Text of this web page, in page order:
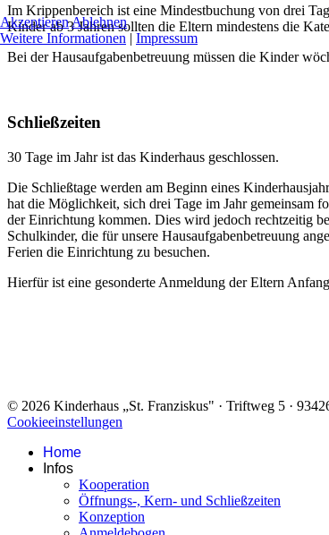
Im Krippenbereich ist eine Mindestbuchung von drei
Kinder ab 3 Jahren sollten die Eltern mindestens die
Bei der Hausaufgabenbetreuung müssen die Kinder
Schließzeiten
30 Tage im Jahr ist das Kinderhaus geschlossen.
Die Schließtage werden am Beginn eines
hat die Möglichkeit, sich drei Tage im Jahr gemeinsam
der Einrichtung kommen. Dies wird jedoch rechtzeitig
Schulkinder, die für unsere Hausaufgabenbetreuung
Ferien die Einrichtung zu besuchen.
Hierfür ist eine gesonderte Anmeldung der Eltern
© 2026 Kinderhaus „St. Franziskus" · Triftweg 5 ·
Cookieeinstellungen
Home
Infos
Kooperation
Öffnungs-, Kern- und Schließzeiten
Konzeption
AkzeptierenAblehnen
Weitere Informationen | Impressum